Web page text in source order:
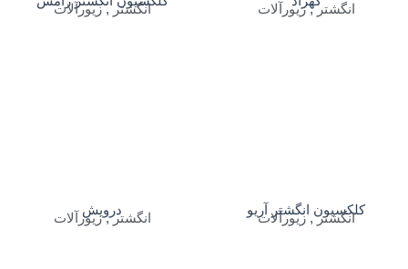
انگشتر, زیورآلات انگشتر , زیورآلات
کلکسیون انگشتر آریو
انگشتر, زیورآلات
درویش
انگشتر, زیورآلات